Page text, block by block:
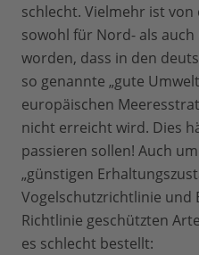
schlecht. Vielmehr ist
sowohl für Nord- als
worden, dass in den
so genannte „gute
europäischen
nicht erreicht wird. Dies
passieren sollen! Auch
„günstigen
Vogelschutzrichtlinie und
Richtlinie geschützten
es schlecht bestellt: